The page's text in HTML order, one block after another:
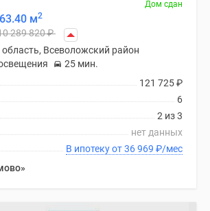
Дом сдан
м2
289 820₽
Всеволожский район
25 мин.
121 725₽
6
2 из 3
нет данных
В ипотеку от 36 969 ₽/мес